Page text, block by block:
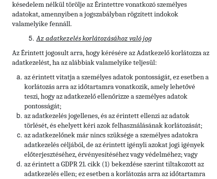
késedelem nélkül törölje az Érintettre vonatkozó személyes
adatokat, amennyiben a jogszabályban rögzített indokok
valamelyike fennáll.
Az adatkezelés korlátozásához való jog
Az Érintett jogosult arra, hogy kérésére az Adatkezelő korlátozza az
adatkezelést, ha az alábbiak valamelyike teljesül:
az érintett vitatja a személyes adatok pontosságát, ez esetben a
korlátozás arra az időtartamra vonatkozik, amely lehetővé
teszi, hogy az adatkezelő ellenőrizze a személyes adatok
pontosságát;
az adatkezelés jogellenes, és az érintett ellenzi az adatok
törlését, és ehelyett kéri azok felhasználásának korlátozását;
az adatkezelőnek már nincs szüksége a személyes adatokra
adatkezelés céljából, de az érintett igényli azokat jogi igények
előterjesztéséhez, érvényesítéséhez vagy védelméhez; vagy
az érintett a GDPR 21. cikk (1) bekezdése szerint tiltakozott az
adatkezelés ellen; ez esetben a korlátozás arra az időtartamra